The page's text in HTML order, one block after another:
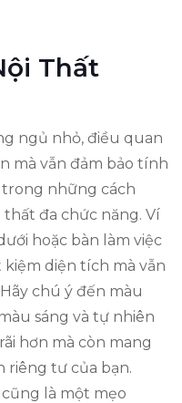
Thất
ngủ nhỏ, điều quan
mà vẫn đảm bảo tính
trong những cách
đa chức năng. Ví
hoặc bàn làm việc
diện tích mà vẫn
chú ý đến màu
sáng và tự nhiên
hơn mà còn mang
riêng tư của bạn.
là một mẹo